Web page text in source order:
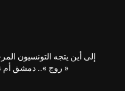
إلى أين يتجه التونسيون
« روج ».. دمشق أم